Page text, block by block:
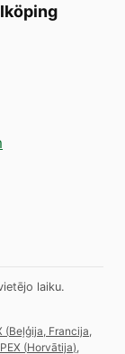
laiku.
(Beļģija, Francija,
(Horvātija)